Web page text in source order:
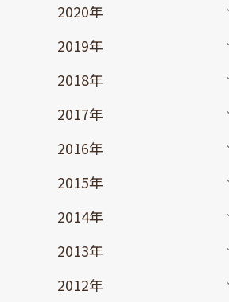
2020年
2019年
2018年
2017年
2016年
2015年
2014年
2013年
2012年